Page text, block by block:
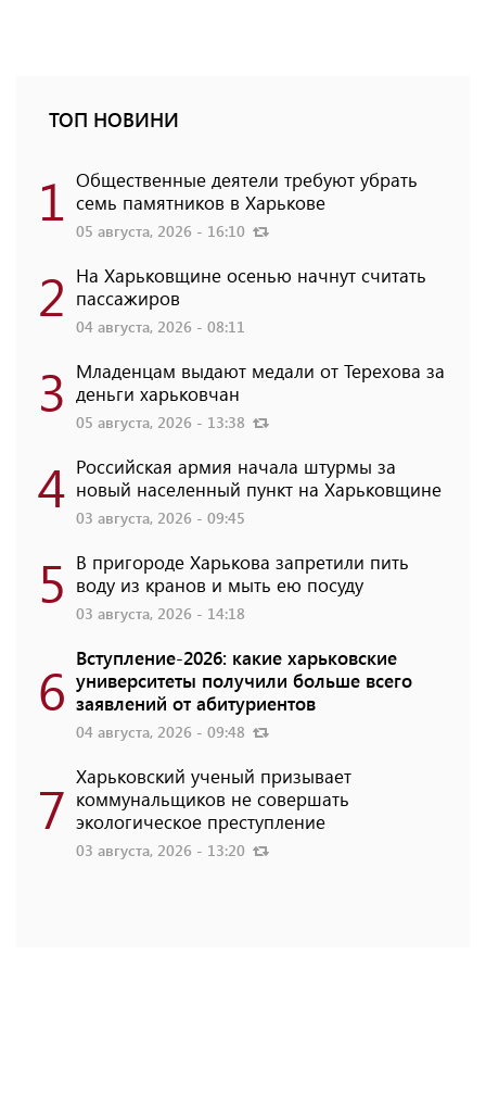
ТОП НОВИНИ
1 Общественные деятели требуют убрать
семь памятников в Харькове
05 августа, 2026 - 16:10
2 На Харьковщине осенью начнут считать
пассажиров
04 августа, 2026 - 08:11
3 Младенцам выдают медали от Терехова за
деньги харьковчан
05 августа, 2026 - 13:38
4 Российская армия начала штурмы за
новый населенный пункт на Харьковщине
03 августа, 2026 - 09:45
5 В пригороде Харькова запретили пить
воду из кранов и мыть ею посуду
03 августа, 2026 - 14:18
6 Вступление-2026: какие харьковские
университеты получили больше всего
заявлений от абитуриентов
04 августа, 2026 - 09:48
7 Харьковский ученый призывает
коммунальщиков не совершать
экологическое преступление
03 августа, 2026 - 13:20